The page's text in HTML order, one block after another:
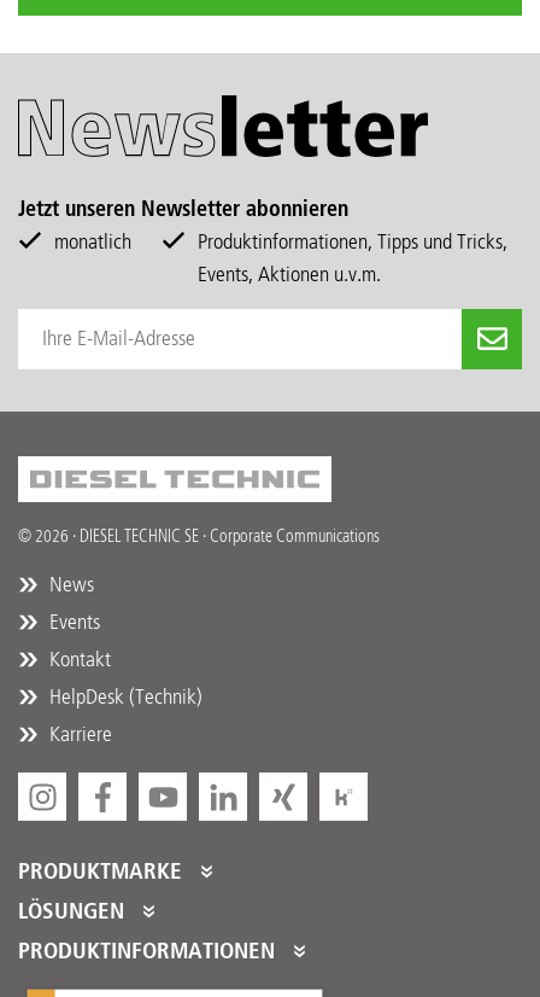
Jetzt unseren Newsletter abonnieren
monatlich
Produktinformationen, Tipps und Tricks,
Events, Aktionen u.v.m.
© 2026 · DIESEL TECHNIC SE · Corporate Communications
News
Events
Kontakt
HelpDesk (Technik)
Karriere
PRODUKTMARKE
DT Spare Parts
LÖSUNGEN
Partner Portal
PRODUKTINFORMATIONEN
Produktkataloge